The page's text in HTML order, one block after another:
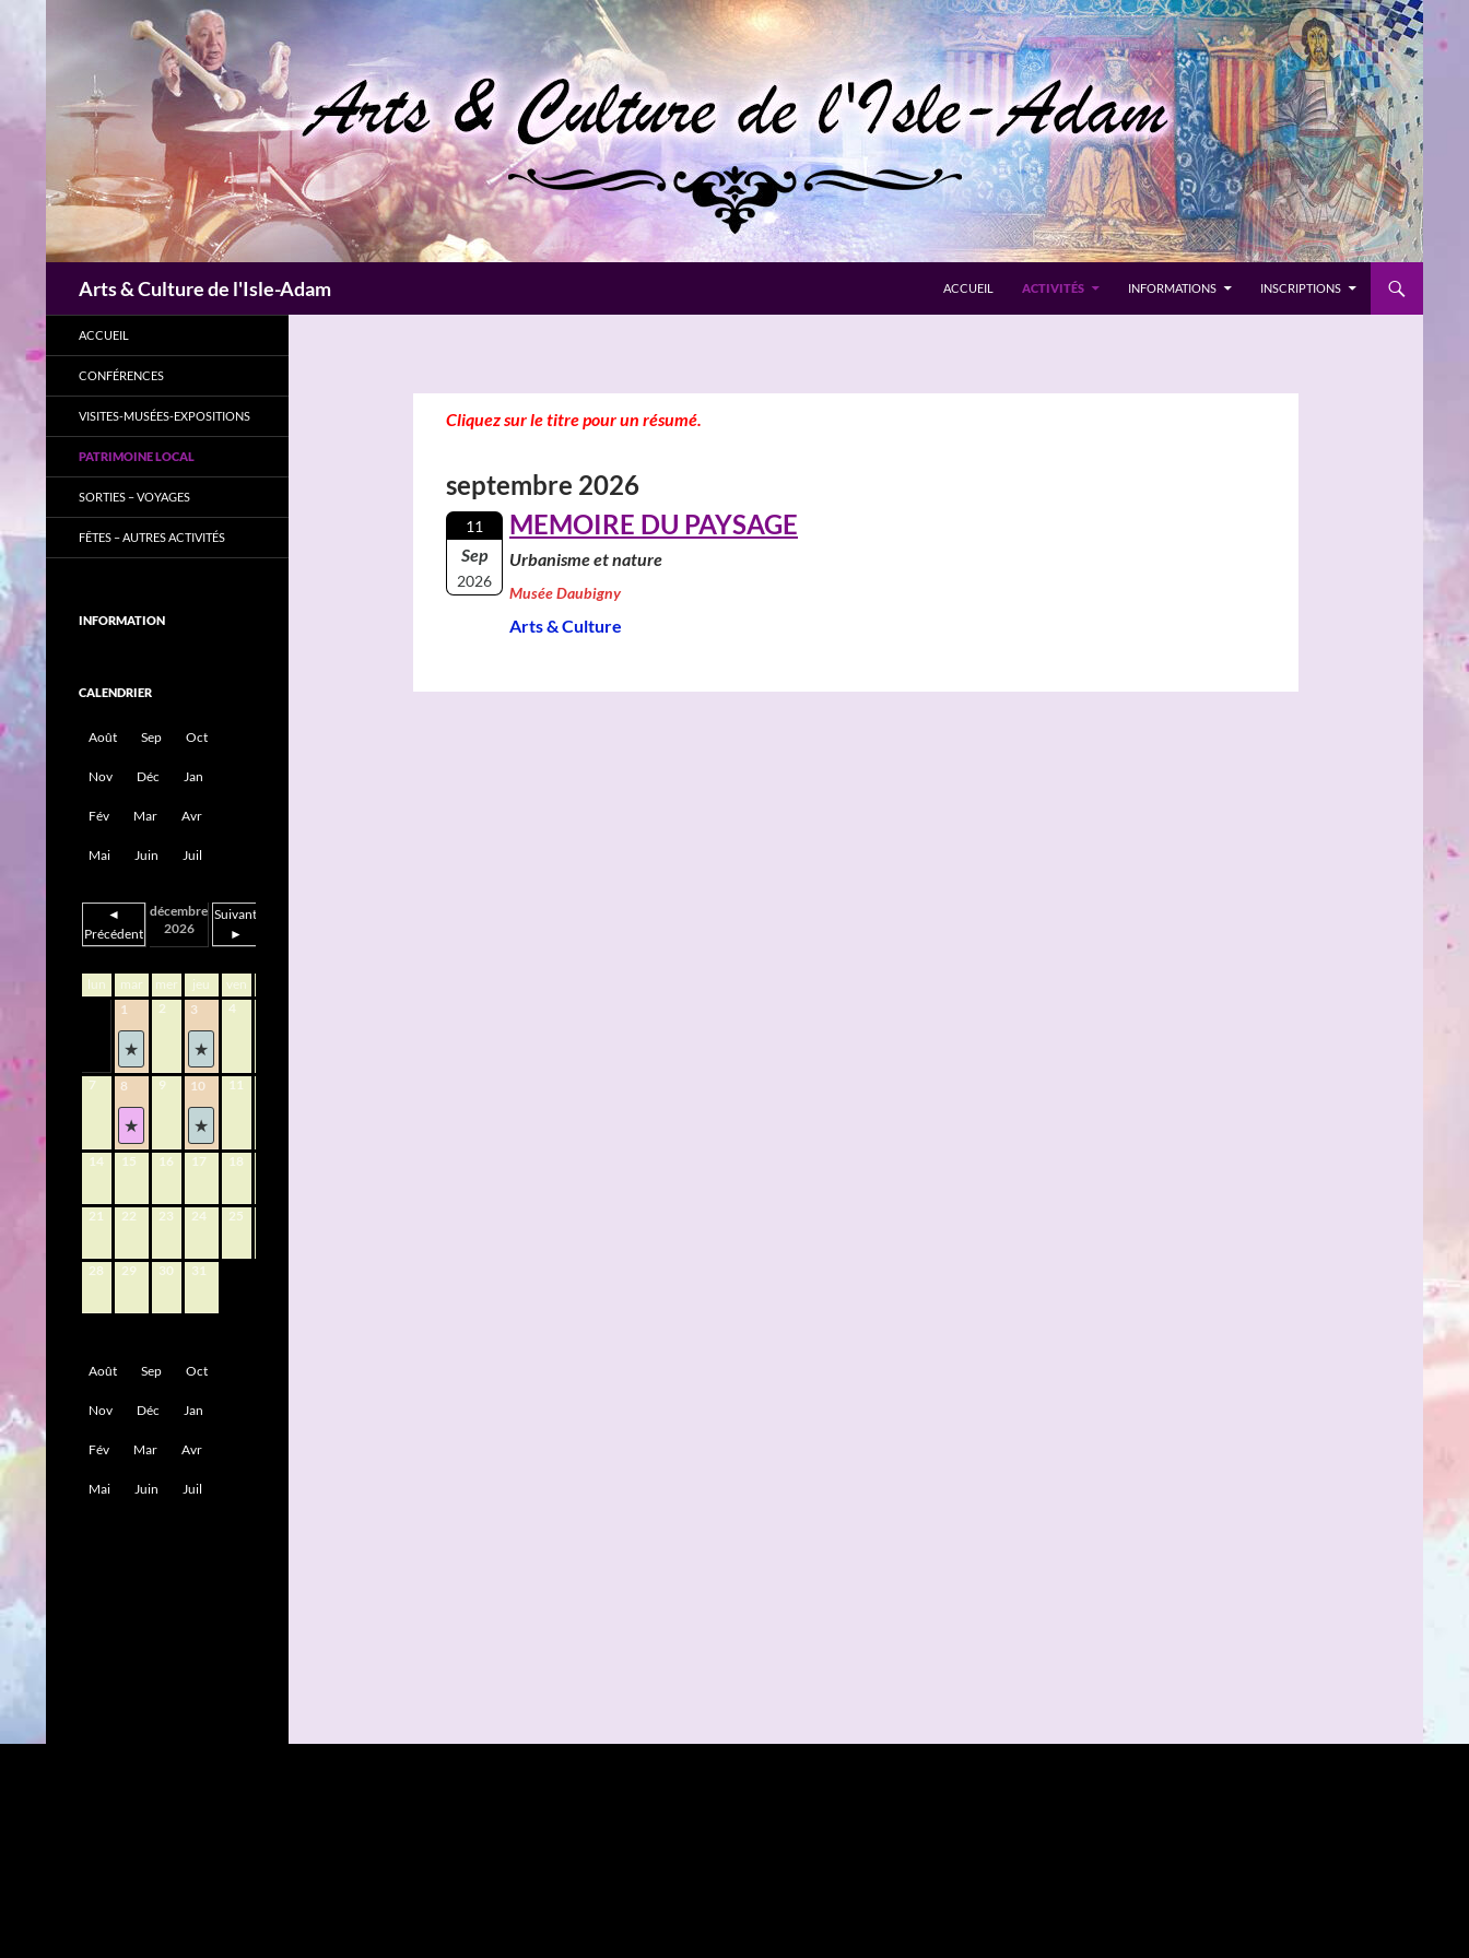
contenu
Arts & Culture de l'Isle-Adam ACCUEIL ACTIVITÉS INFORMATIONS INSCRIPTIONS
Cliquez sur le titre pour un résumé.
septembre 2026
11
Sep
2026
MEMOIRE DU PAYSAGE
Urbanisme et nature
Musée Daubigny
Arts & Culture
ACCUEIL
CONFÉRENCES
VISITES-MUSÉES-EXPOSITIONS
PATRIMOINE LOCAL
SORTIES – VOYAGES
FÊTES – AUTRES ACTIVITÉS
INFORMATION
CALENDRIER
Août Sep Oct
Nov Déc Jan
Fév Mar Avr
Mai Juin Juil
◄
Précédent
décembre
2026
Suivant
►
lun mar mer jeu ven
1
2 3 4
7 8 9 10 11
14 15 16 17 18
21 22 23 24 25
28 29 30 31
Août Sep Oct
Nov Déc Jan
Fév Mar Avr
Mai Juin Juil